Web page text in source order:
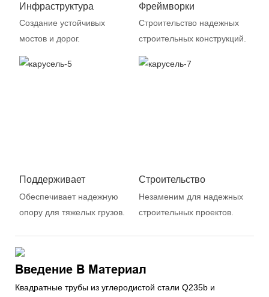
Инфраструктура
Создание устойчивых
мостов и дорог.
Фреймворки
Строительство надежных
строительных конструкций.
Поддерживает
Обеспечивает надежную
опору для тяжелых грузов.
Строительство
Незаменим для надежных
строительных проектов.
Введение В Материал
Квадратные трубы из углеродистой стали Q235b и